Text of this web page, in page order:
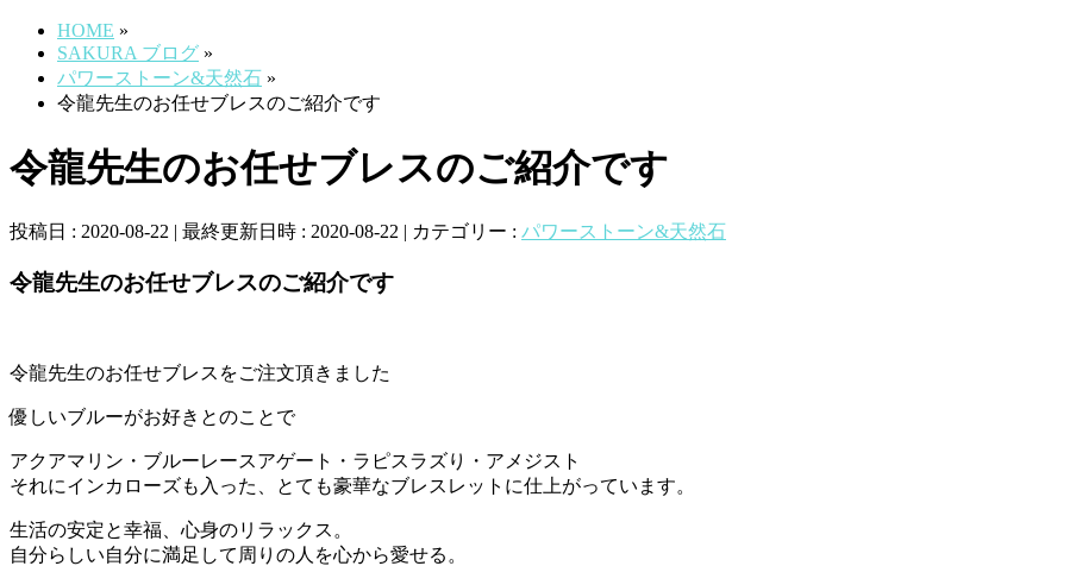
HOME »
SAKURA ブログ »
パワーストーン&天然石 »
令龍先生のお任せブレスのご紹介です
令龍先生のお任せブレスのご紹介です
投稿日 : 2020-08-22 最終更新日時 : 2020-08-22 カテゴリー : パワーストーン&天然石
令龍先生のお任せブレスのご紹介です
令龍先生のお任せブレスをご注文頂きました
優しいブルーがお好きとのことで
アクアマリン・ブルーレースアゲート・ラピスラズり・アメジスト
それにインカローズも入った、とても豪華なブレスレットに仕上がっています。
生活の安定と幸福、心身のリラックス。
自分らしい自分に満足して周りの人を心から愛せる。